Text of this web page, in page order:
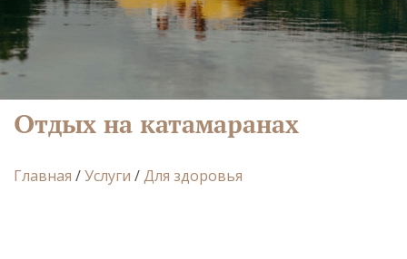
Отдых на катамаранах
Главная /Услуги /Для здоровья